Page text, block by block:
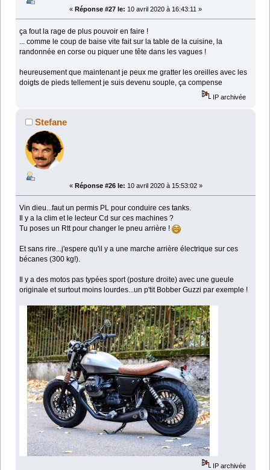
« Réponse #27 le: 10 avril 2020 à 16:43:11 »
ça fout la rage de plus pouvoir en faire !
... comme le coup de baise vite fait sur la table de la cuisine, la
randonnée en corse ou piquer une tête dans les vagues !
heureusement que maintenant je peux me gratter les oreilles avec les
doigts de pieds tellement je suis devenu souple, ça compense
IP archivée
Stefane
« Réponse #26 le: 10 avril 2020 à 15:53:02 »
Vin dieu...faut un permis PL pour conduire ces tanks.
Il y a la clim et le lecteur Cd sur ces machines ?
Tu poses un Rtt pour changer le pneu arrière !
Et sans rire...j'espere qu'il y a une marche arrière électrique sur ces
bécanes (300 kg!).
Il y a des motos pas typées sport (posture droite) avec une gueule
originale et surtout moins lourdes...un p'tit Bobber Guzzi par exemple !
IP archivée